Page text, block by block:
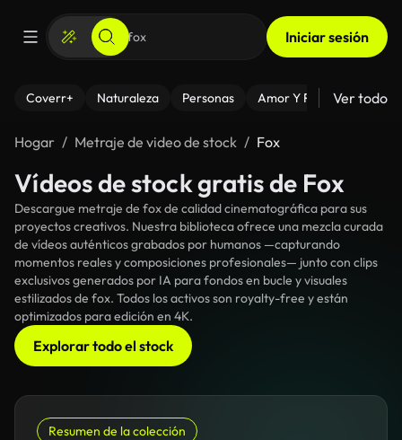
Iniciar sesión
Coverr+ Naturaleza Personas Amor Y Relaciones
Ver todo
Hogar Metraje de video de stock Fox
Vídeos de stock gratis de Fox
Descargue metraje de fox de calidad cinematográfica para sus
proyectos creativos. Nuestra biblioteca ofrece una mezcla curada
de vídeos auténticos grabados por humanos —capturando
momentos reales y composiciones profesionales— junto con clips
exclusivos generados por IA para fondos en bucle y visuales
estilizados de fox. Todos los activos son royalty-free y están
optimizados para edición en 4K.
Explorar todo el stock
Resumen de la colección